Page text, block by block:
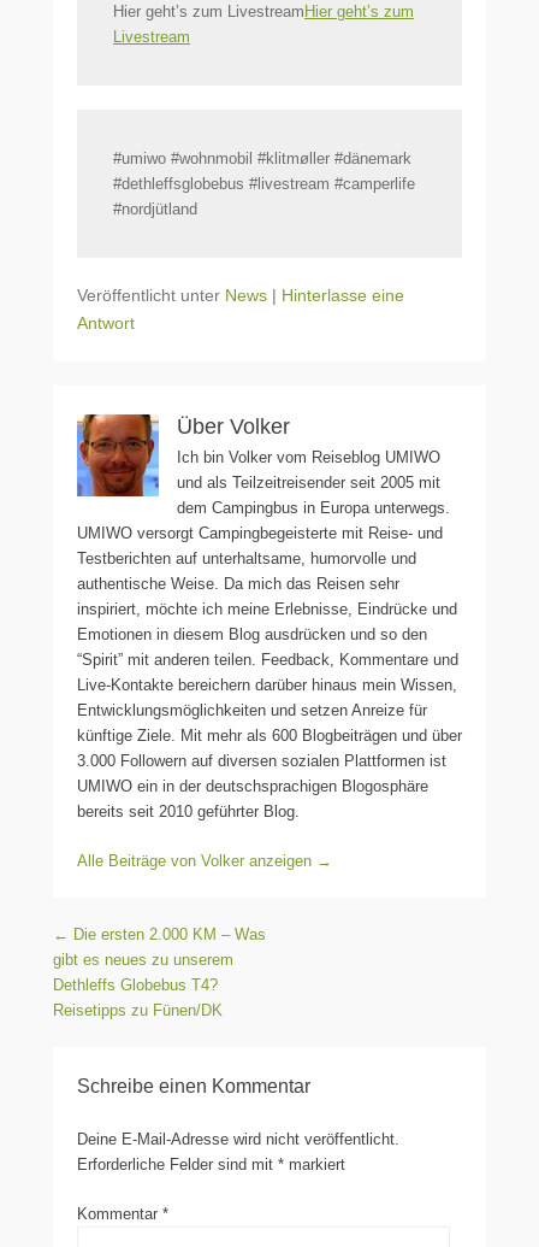
Hier geht’s zum LivestreamHier geht’s zum
Livestream
​#umiwo #wohnmobil #klitmøller #dänemark
#dethleffsglobebus #livestream #camperlife
#nordjütland
Veröffentlicht unter News | Hinterlasse eine
Antwort
Über Volker
Ich bin Volker vom Reiseblog UMIWO
und als Teilzeitreisender seit 2005 mit
dem Campingbus in Europa unterwegs.
UMIWO versorgt Campingbegeisterte mit Reise- und
Testberichten auf unterhaltsame, humorvolle und
authentische Weise. Da mich das Reisen sehr
inspiriert, möchte ich meine Erlebnisse, Eindrücke und
Emotionen in diesem Blog ausdrücken und so den
“Spirit” mit anderen teilen. Feedback, Kommentare und
Live-Kontakte bereichern darüber hinaus mein Wissen,
Entwicklungsmöglichkeiten und setzen Anreize für
künftige Ziele. Mit mehr als 600 Blogbeiträgen und über
3.000 Followern auf diversen sozialen Plattformen ist
UMIWO ein in der deutschsprachigen Blogosphäre
bereits seit 2010 geführter Blog.
Alle Beiträge von Volker anzeigen →
Beitragsnavigation
← Die ersten 2.000 KM – Was
gibt es neues zu unserem
Dethleffs Globebus T4?
Reisetipps zu Fünen/DK
Schreibe einen Kommentar
Deine E-Mail-Adresse wird nicht veröffentlicht.
Erforderliche Felder sind mit * markiert
Kommentar *